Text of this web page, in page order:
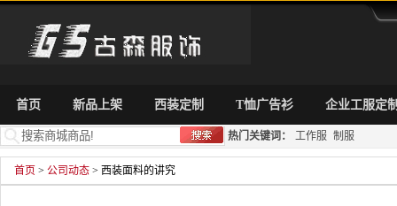
首页 新品上架 西装定制 T恤广告衫 企业工服定
热门关键词： 工作服 制服
首页 > 公司动态 > 西装面料的讲究